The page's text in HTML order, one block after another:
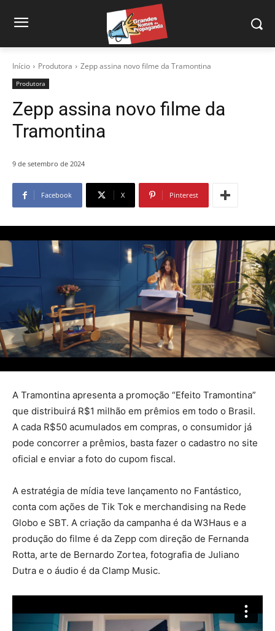
Início Produtora Zepp assina novo filme da Tramontina
Produtora
Zepp assina novo filme da
Tramontina
9 de setembro de 2024
Facebook X Pinterest
A Tramontina apresenta a promoção “Efeito Tramontina”
que distribuirá R$1 milhão em prêmios em todo o Brasil.
A cada R$50 acumulados em compras, o consumidor já
pode concorrer a prêmios, basta fazer o cadastro no site
oficial e enviar a foto do cupom fiscal.
A estratégia de mídia teve lançamento no Fantástico,
conta com ações de Tik Tok e merchandising na Rede
Globo e SBT. A criação da campanha é da W3Haus e a
produção do filme é da Zepp com direção de Fernanda
Rotta, arte de Bernardo Zortea, fotografia de Juliano
Dutra e o áudio é da Clamp Music.